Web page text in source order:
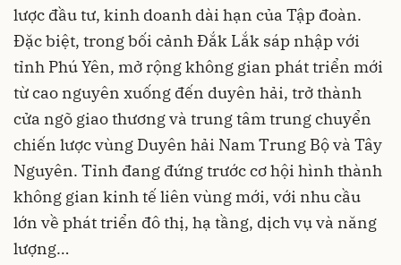
lược đầu tư, kinh doanh dài hạn của Tập đoàn.
Đặc biệt, trong bối cảnh Đắk Lắk sáp nhập với
tỉnh Phú Yên, mở rộng không gian phát triển mới
từ cao nguyên xuống đến duyên hải, trở thành
cửa ngõ giao thương và trung tâm trung chuyển
chiến lược vùng Duyên hải Nam Trung Bộ và Tây
Nguyên. Tỉnh đang đứng trước cơ hội hình thành
không gian kinh tế liên vùng mới, với nhu cầu
lớn về phát triển đô thị, hạ tầng, dịch vụ và năng
lượng…